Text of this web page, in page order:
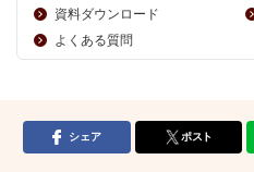
資料ダウンロード
よくある質問
シェア ポスト